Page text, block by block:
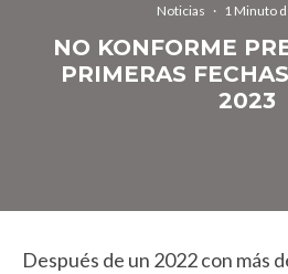
Noticias · 1 Minuto
NO KONFORME
PRIMERAS
2023
Después de un 2022 con más